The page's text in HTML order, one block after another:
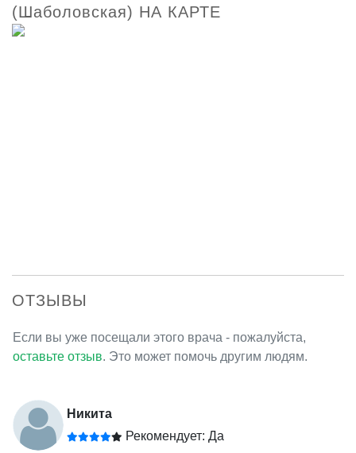
(Шаболовская) НА КАРТЕ
ОТЗЫВЫ
Если вы уже посещали этого врача - пожалуйста,
оставьте отзыв. Это может помочь другим людям.
Никита
Рекомендует: Да